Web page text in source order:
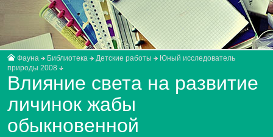
Фауна Библиотека Детские работы
Юный исследователь
природы 2008
Влияние света на развитие
личинок жабы
обыкновенной